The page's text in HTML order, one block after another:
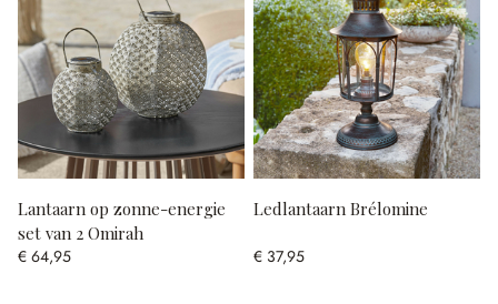
Lantaarn op zonne-energie
set van 2 Omirah
€ 64,95
Ledlantaarn Brélomine
€ 37,95